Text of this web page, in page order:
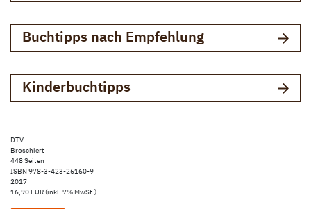
Buchtipps nach Empfehlung
Kinderbuchtipps
DTV
Broschiert
448 Seiten
ISBN 978-3-423-26160-9
2017
16,90 EUR (inkl. 7% MwSt.)